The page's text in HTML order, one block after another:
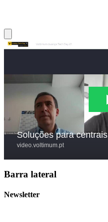
Barra lateral
Newsletter